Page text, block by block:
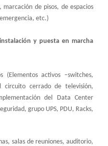
de pisos, de espacios
etc.)
y puesta en marcha
(Elementos activos –switches,
cerrado de televisión,
del Data Center
grupo UPS, PDU, Racks,
salas de reuniones, auditorio,